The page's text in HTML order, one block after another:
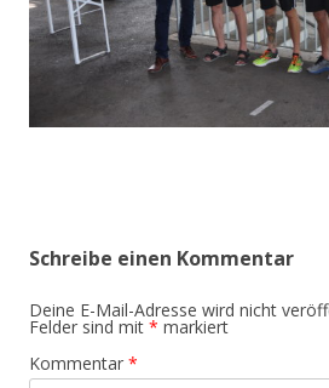
Schreibe einen Kommentar
Deine E-Mail-Adresse wird nicht
Felder sind mit * markiert
Kommentar *